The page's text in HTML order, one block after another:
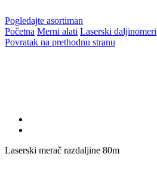
Pogledajte asortiman
Početna Merni alati Laserski daljinomeri
Povratak na prethodnu stranu
Laserski merač razdaljine 80m